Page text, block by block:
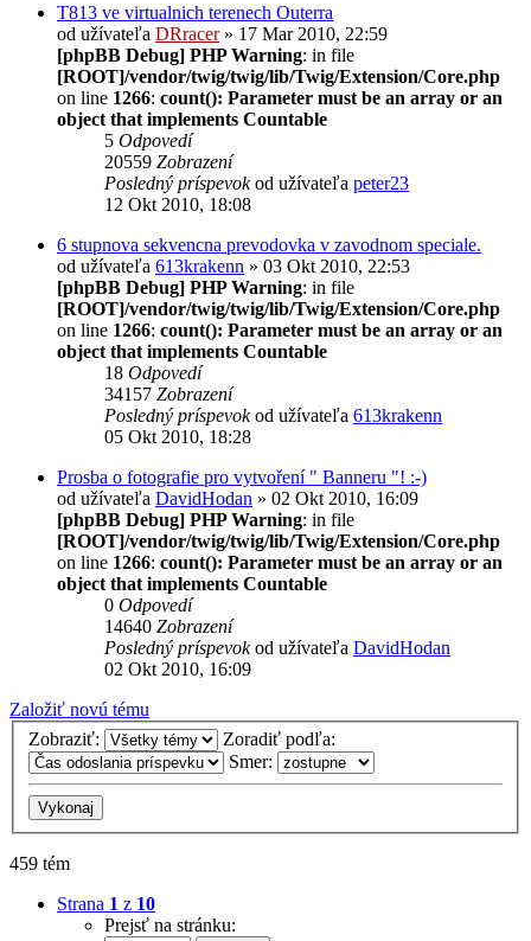
T813 ve virtualnich terenech Outerra
od užívateľa DRracer» 17 Mar 2010, 22:59
[phpBB Debug] PHP Warning: in file
[ROOT]/vendor/twig/twig/lib/Twig/Extension/Core.php
on line 1266: count(): Parameter must be an array or an
object that implements Countable
5 Odpovedí
20559 Zobrazení
Posledný príspevokod užívateľa peter23
12 Okt 2010, 18:08
6 stupnova sekvencna prevodovka v zavodnom speciale.
od užívateľa 613krakenn » 03 Okt 2010, 22:53
[phpBB Debug] PHP Warning: in file
[ROOT]/vendor/twig/twig/lib/Twig/Extension/Core.php
on line 1266: count(): Parameter must be an array or an
object that implements Countable
18 Odpovedí
34157 Zobrazení
Posledný príspevokod užívateľa 613krakenn
05 Okt 2010, 18:28
Prosba o fotografie pro vytvoření " Banneru "! :-)
od užívateľa DavidHodan » 02 Okt 2010, 16:09
[phpBB Debug] PHP Warning: in file
[ROOT]/vendor/twig/twig/lib/Twig/Extension/Core.php
on line 1266: count(): Parameter must be an array or an
object that implements Countable
0 Odpovedí
14640 Zobrazení
Posledný príspevokod užívateľa DavidHodan
02 Okt 2010, 16:09
Založiť novú tému
Zobraziť:
Zoradiť podľa:
Smer:
459 tém
Strana 1 z 10
Prejsť na stránku: